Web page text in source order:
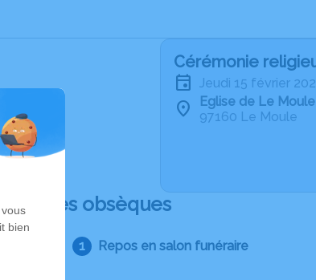
Cérémonie
jeudi 15 février
Eglise de Le Moule
97160 Le Moule
des obsèques
Repos en salon funéraire